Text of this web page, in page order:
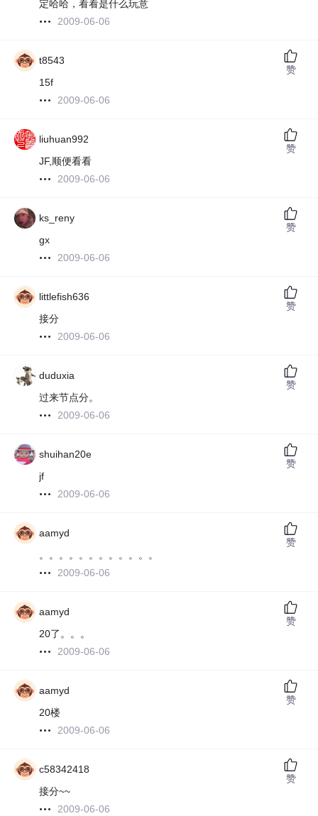
定哈哈，看看是什么玩意
2009-06-06
t8543
15f
2009-06-06
赞
liuhuan992
JF,顺便看看
2009-06-06
赞
ks_reny
gx
2009-06-06
赞
littlefish636
接分
2009-06-06
赞
duduxia
过来节点分。
2009-06-06
赞
shuihan20e
jf
2009-06-06
赞
aamyd
。。。。。。。。。。。。
2009-06-06
赞
aamyd
20了。。。
2009-06-06
赞
aamyd
20楼
2009-06-06
赞
c58342418
接分~~
2009-06-06
赞